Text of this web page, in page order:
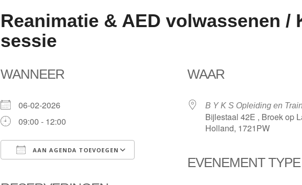
Reanimatie & AED volwassenen /
sessie
WANNEER
06-02-2026
09:00 - 12:00
AAN AGENDA TOEVOEGEN
Google Calendar
WAAR
B Y K S Opleiding en
Bijlestaal 42E , Broek op
Holland, 1721PW
EVENEMENT TYPE